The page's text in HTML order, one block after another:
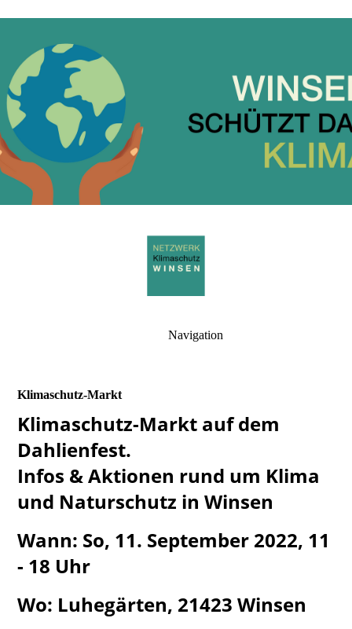
Navigation
Klimaschutz-Markt
Klimaschutz-Markt auf dem
Dahlienfest.
Infos & Aktionen rund um Klima
und Naturschutz in Winsen
Wann: So, 11. September 2022, 11
- 18 Uhr
Wo: Luhegärten, 21423 Winsen